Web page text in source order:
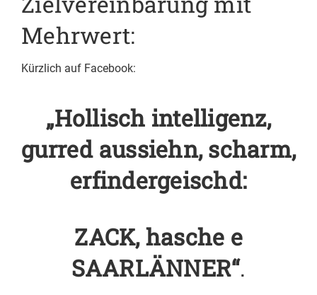
Mehrwert:
Kürzlich auf Facebook:
„Hollisch intelligenz,
gurred aussiehn, scharm,
erfindergeischd:
ZACK, hasche e
SAARLÄNNER“.